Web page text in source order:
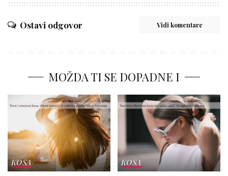
Ostavi odgovor Vidi komentare
MOŽDA TI SE DOPADNE I
KOSA
KOSA